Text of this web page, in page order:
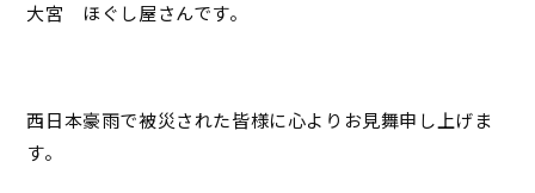
大宮 ほぐし屋さんです。
西日本豪雨で被災された皆様に心よりお見舞申し上げま
す。